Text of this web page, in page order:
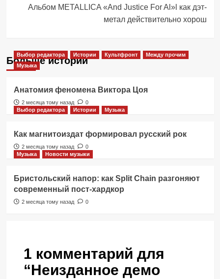
Альбом METALLICA «And Justice For Al»l как дэт-
метал действительно хорош
Больше историй
Выбор редактора Истории Культфронт
Между прочим
Музыка
Анатомия феномена Виктора Цоя
2 месяца тому назад
0
Выбор редактора
Истории Музыка
Как магнитоиздат формировал русский рок
2 месяца тому назад
0
Музыка
Новости музыки
Бристольский напор: как Split Chain разгоняют
современный пост-хардкор
2 месяца тому назад 0
1 комментарий для
“Неизданное демо